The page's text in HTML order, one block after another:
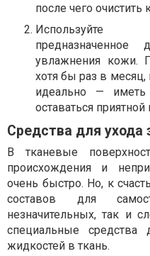
после чего
Используйте
увлажнения кожи.
хотя бы раз в
идеально —
оставаться
Средства для
В тканевые
происхождения и
очень быстро. Но, к
составов для
незначительных, так и
специальные
жидкостей в ткань.